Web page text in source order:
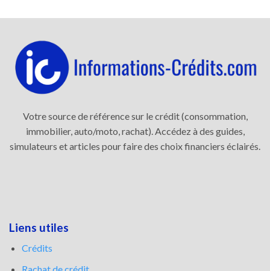
Votre source de référence sur le crédit (consommation,
immobilier, auto/moto, rachat). Accédez à des guides,
simulateurs et articles pour faire des choix financiers éclairés.
Liens utiles
Crédits